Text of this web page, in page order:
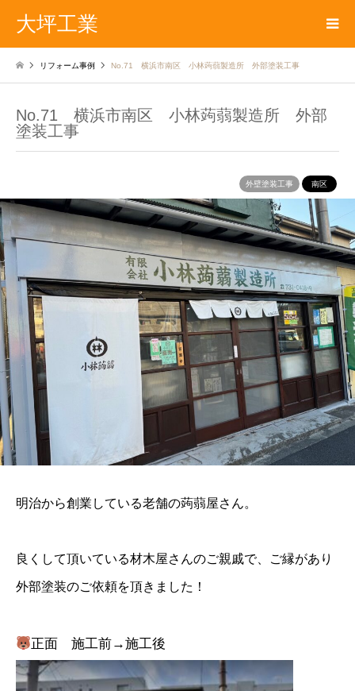
大坪工業
リフォーム事例 No.71 横浜市南区 小林蒟蒻製造所 外部塗装工事
No.71 横浜市南区 小林蒟蒻製造所 外部
塗装工事
外壁塗装工事 南区
明治から創業している老舗の蒟蒻屋さん。
良くして頂いている材木屋さんのご親戚で、ご縁があり
外部塗装のご依頼を頂きました！
正面 施工前→施工後